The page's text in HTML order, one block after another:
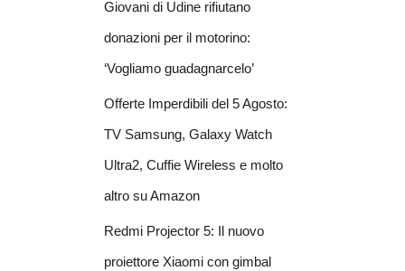
Giovani di Udine rifiutano
donazioni per il motorino:
‘Vogliamo guadagnarcelo’
Offerte Imperdibili del 5 Agosto:
TV Samsung, Galaxy Watch
Ultra2, Cuffie Wireless e molto
altro su Amazon
Redmi Projector 5: Il nuovo
proiettore Xiaomi con gimbal